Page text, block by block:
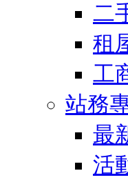
二
租
工
站務
最
活